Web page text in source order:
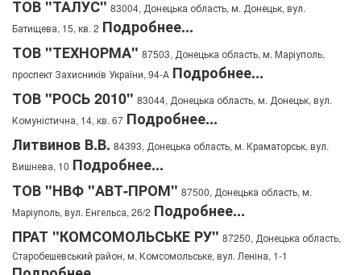
ТОВ "ТАЛУС" 83004, Донецька область, м. Донецьк, вул.
Батищева, 15, кв. 2 Подробнее...
ТОВ "ТЕХНОРМА" 87503, Донецька область, м. Маріуполь,
проспект Захисників України, 94-А Подробнее...
ТОВ "РОСЬ 2010" 83044, Донецька область, м. Донецьк, вул.
Комуністична, 14, кв. 67 Подробнее...
Литвинов В.В. 84393, Донецька область, м. Краматорськ, вул.
Вишнева, 10 Подробнее...
ТОВ "НВФ "АВТ-ПРОМ" 87500, Донецька область, м.
Маріуполь, вул. Енгельса, 26/2 Подробнее...
ПРАТ "КОМСОМОЛЬСЬКЕ РУ" 87250, Донецька область,
Старобешевський район, м. Комсомольське, вул. Леніна, 1-1